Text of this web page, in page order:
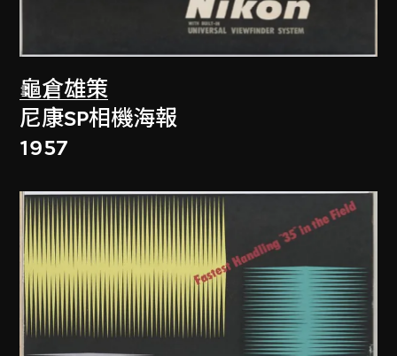
龜倉雄策
尼康SP相機海報
1957